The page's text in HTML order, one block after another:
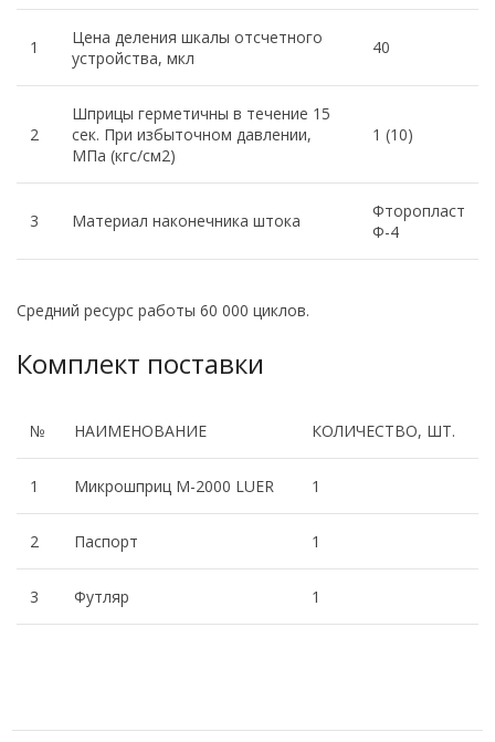
1
Цена деления шкалы отсчетного
устройства, мкл
40
2
Шприцы герметичны в течение 15
сек. При избыточном давлении,
МПа (кгс/см2)
1 (10)
3 Материал наконечника штока
Фторопласт
Ф-4
Средний ресурс работы 60 000 циклов.
Комплект поставки
№ НАИМЕНОВАНИЕ КОЛИЧЕСТВО, ШТ.
1 Микрошприц М-2000 LUER 1
2 Паспорт 1
3 Футляр 1